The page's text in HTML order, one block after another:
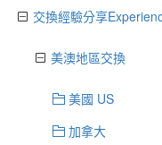
交換經驗分享
美澳地區交換
美國 US
加拿大